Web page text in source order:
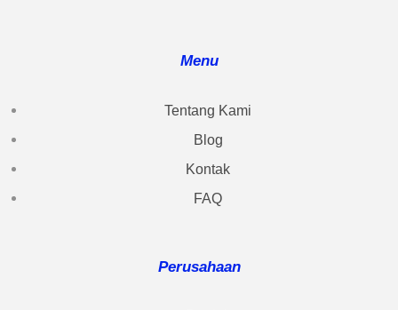
Menu
Tentang Kami
Blog
Kontak
FAQ
Perusahaan